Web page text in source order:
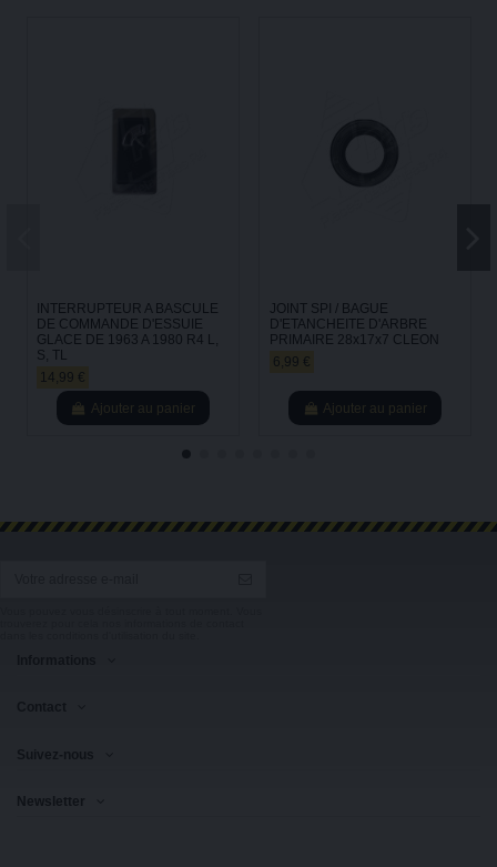
INTERRUPTEUR A BASCULE
DE COMMANDE D'ESSUIE
GLACE DE 1963 A 1980 R4 L,
S, TL
14,99 €
Ajouter au panier
JOINT SPI / BAGUE
D'ETANCHEITE D'ARBRE
PRIMAIRE 28x17x7 CLEON
6,99 €
Ajouter au panier
Newsletter